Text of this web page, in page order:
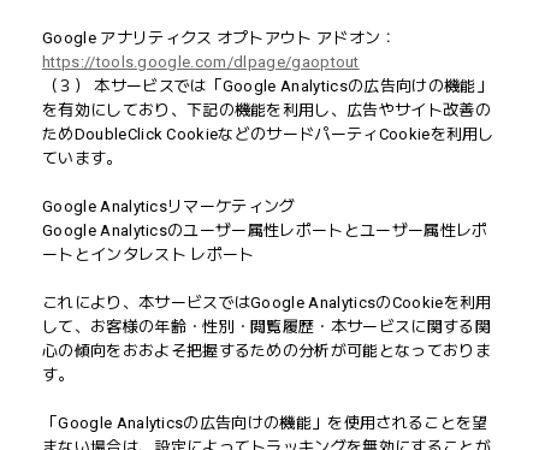
Google アナリティクス オプトアウト アドオン：
https://tools.google.com/dlpage/gaoptout
（３） 本サービスでは「Google Analyticsの広告向けの機能」
を有効にしており、下記の機能を利用し、広告やサイト改善の
ためDoubleClick CookieなどのサードパーティCookieを利用し
ています。
Google Analyticsリマーケティング
Google Analyticsのユーザー属性レポートとユーザー属性レポ
ートとインタレスト レポート
これにより、本サービスではGoogle AnalyticsのCookieを利用
して、お客様の年齢・性別・閲覧履歴・本サービスに関する関
心の傾向をおおよそ把握するための分析が可能となっておりま
す。
「Google Analyticsの広告向けの機能」を使用されることを望